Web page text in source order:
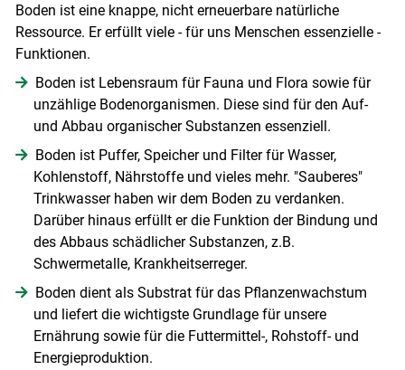
Boden ist eine knappe, nicht erneuerbare natürliche
Ressource. Er erfüllt viele - für uns Menschen essenzielle -
Funktionen.
Boden ist Lebensraum für Fauna und Flora sowie für
unzählige Bodenorganismen. Diese sind für den Auf-
und Abbau organischer Substanzen essenziell.
Boden ist Puffer, Speicher und Filter für Wasser,
Kohlenstoff, Nährstoffe und vieles mehr. "Sauberes"
Trinkwasser haben wir dem Boden zu verdanken.
Darüber hinaus erfüllt er die Funktion der Bindung und
des Abbaus schädlicher Substanzen, z.B.
Schwermetalle, Krankheitserreger.
Boden dient als Substrat für das Pflanzenwachstum
und liefert die wichtigste Grundlage für unsere
Ernährung sowie für die Futtermittel-, Rohstoff- und
Energieproduktion.